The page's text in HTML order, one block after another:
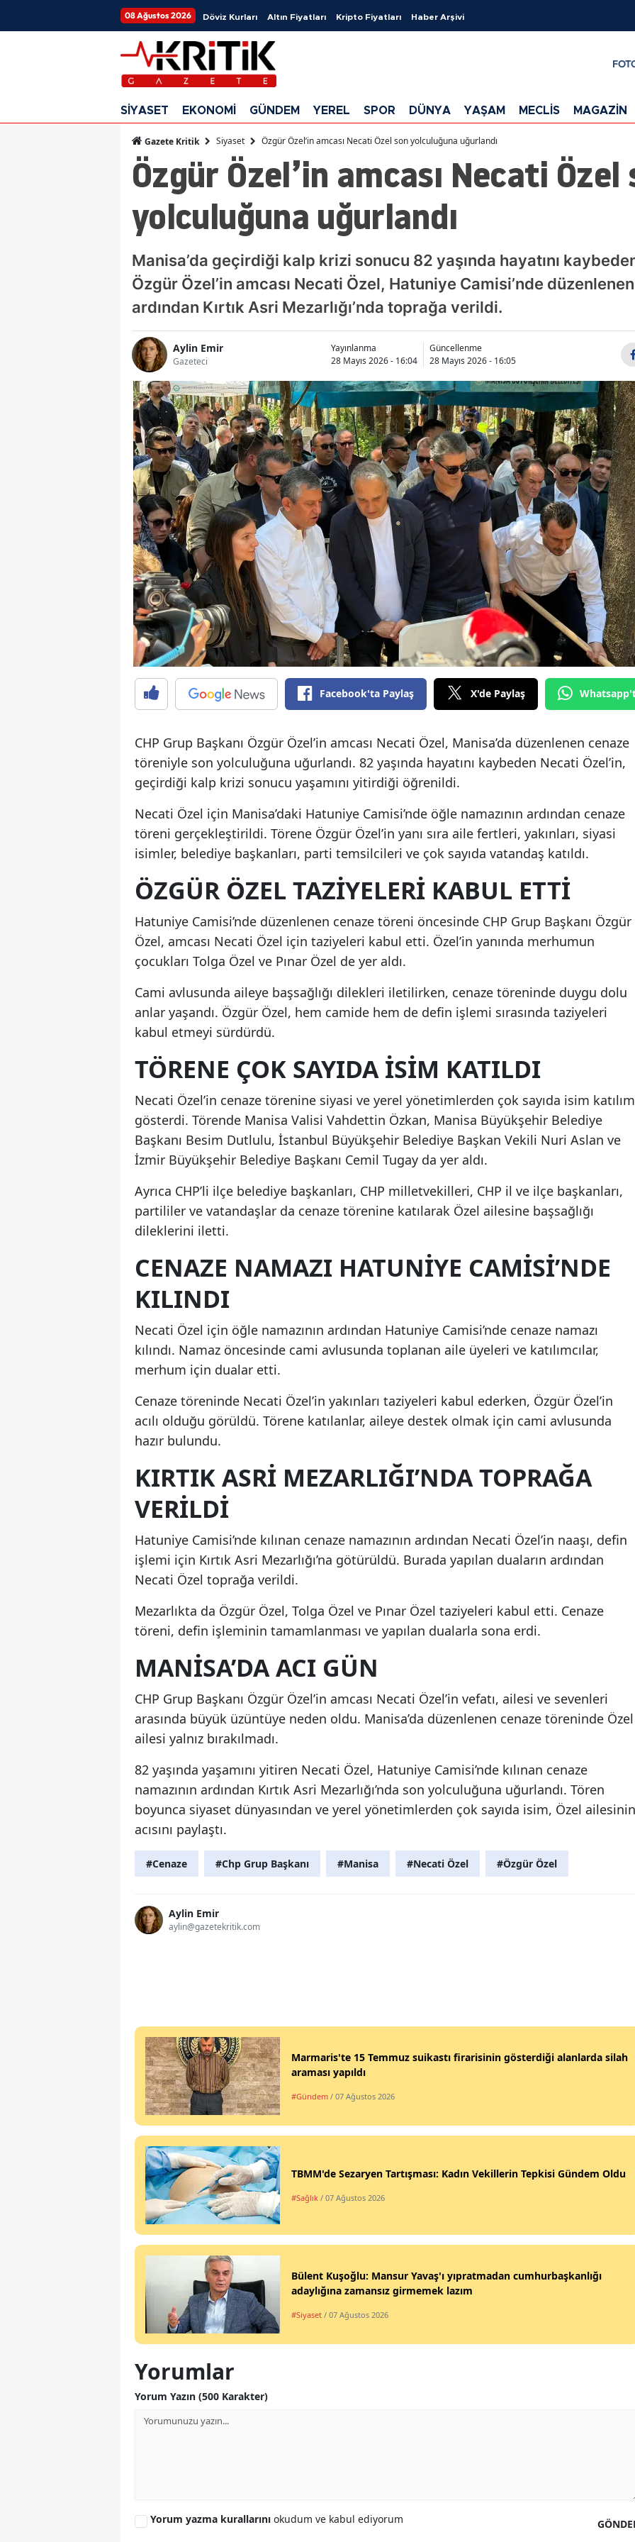
08 Ağustos 2026 Döviz Kurları Altın Fiyatları Kripto Fiyatları Haber Arşivi
SİYASET EKONOMİ GÜNDEM YEREL SPOR DÜNYA YAŞAM MECLİS MAGAZİN
Gazete Kritik Siyaset Özgür Özel’in amcası Necati Özel son yolculuğuna uğurlandı
Özgür Özel’in amcası Necati Özel
yolculuğuna uğurlandı
Manisa’da geçirdiği kalp krizi sonucu 82 yaşında hayatını
Özgür Özel’in amcası Necati Özel, Hatuniye Camisi’nde
ardından Kırtık Asri Mezarlığı’nda toprağa verildi.
Aylin Emir
Gazeteci
Yayınlanma
28 Mayıs 2026 - 16:04
Güncellenme
28 Mayıs 2026 - 16:05
Facebook'ta Paylaş X'de Paylaş
CHP Grup Başkanı Özgür Özel’in amcası Necati Özel, Manisa’da düzenlenen cenaze
töreniyle son yolculuğuna uğurlandı. 82 yaşında hayatını kaybeden Necati Özel’in,
geçirdiği kalp krizi sonucu yaşamını yitirdiği öğrenildi.
Necati Özel için Manisa’daki Hatuniye Camisi’nde öğle namazının ardından cenaze
töreni gerçekleştirildi. Törene Özgür Özel’in yanı sıra aile fertleri, yakınları, siyasi
isimler, belediye başkanları, parti temsilcileri ve çok sayıda vatandaş katıldı.
ÖZGÜR ÖZEL TAZIYELERI KABUL ETTI
Hatuniye Camisi’nde düzenlenen cenaze töreni öncesinde CHP Grup Başkanı Özgür
Özel, amcası Necati Özel için taziyeleri kabul etti. Özel’in yanında merhumun
çocukları Tolga Özel ve Pınar Özel de yer aldı.
Cami avlusunda aileye başsağlığı dilekleri iletilirken, cenaze töreninde duygu dolu
anlar yaşandı. Özgür Özel, hem camide hem de defin işlemi sırasında taziyeleri
kabul etmeyi sürdürdü.
TÖRENE ÇOK SAYIDA ISIM KATILDI
Necati Özel’in cenaze törenine siyasi ve yerel yönetimlerden çok sayıda isim katılım
gösterdi. Törende Manisa Valisi Vahdettin Özkan, Manisa Büyükşehir Belediye
Başkanı Besim Dutlulu, İstanbul Büyükşehir Belediye Başkan Vekili Nuri Aslan ve
İzmir Büyükşehir Belediye Başkanı Cemil Tugay da yer aldı.
Ayrıca CHP’li ilçe belediye başkanları, CHP milletvekilleri, CHP il ve ilçe başkanları,
partililer ve vatandaşlar da cenaze törenine katılarak Özel ailesine başsağlığı
dileklerini iletti.
CENAZE NAMAZI HATUNIYE CAMISI’NDE
KILINDI
Necati Özel için öğle namazının ardından Hatuniye Camisi’nde cenaze namazı
kılındı. Namaz öncesinde cami avlusunda toplanan aile üyeleri ve katılımcılar,
merhum için dualar etti.
Cenaze töreninde Necati Özel’in yakınları taziyeleri kabul ederken, Özgür Özel’in
acılı olduğu görüldü. Törene katılanlar, aileye destek olmak için cami avlusunda
hazır bulundu.
KIRTIK ASRI MEZARLIĞI’NDA TOPRAĞA
VERILDI
Hatuniye Camisi’nde kılınan cenaze namazının ardından Necati Özel’in naaşı, defin
işlemi için Kırtık Asri Mezarlığı’na götürüldü. Burada yapılan duaların ardından
Necati Özel toprağa verildi.
Mezarlıkta da Özgür Özel, Tolga Özel ve Pınar Özel taziyeleri kabul etti. Cenaze
töreni, defin işleminin tamamlanması ve yapılan dualarla sona erdi.
MANISA’DA ACI GÜN
CHP Grup Başkanı Özgür Özel’in amcası Necati Özel’in vefatı, ailesi ve sevenleri
arasında büyük üzüntüye neden oldu. Manisa’da düzenlenen cenaze töreninde Özel
ailesi yalnız bırakılmadı.
82 yaşında yaşamını yitiren Necati Özel, Hatuniye Camisi’nde kılınan cenaze
namazının ardından Kırtık Asri Mezarlığı’nda son yolculuğuna uğurlandı. Tören
boyunca siyaset dünyasından ve yerel yönetimlerden çok sayıda isim, Özel ailesinin
acısını paylaştı.
#Cenaze #Chp Grup Başkanı #Manisa #Necati Özel #Özgür Özel
Aylin Emir
aylin@gazetekritik.com
Marmaris'te 15 Temmuz suikastı firarisinin gösterdiği alanlarda silah
araması yapıldı
#Gündem / 07 Ağustos 2026
TBMM'de Sezaryen Tartışması: Kadın Vekillerin Tepkisi Gündem Oldu
#Sağlık / 07 Ağustos 2026
Bülent Kuşoğlu: Mansur Yavaş'ı yıpratmadan cumhurbaşkanlığı
adaylığına zamansız girmemek lazım
#Siyaset / 07 Ağustos 2026
Yorumlar
Yorum Yazın (500 Karakter)
Yorum yazma kurallarını okudum ve kabul ediyorum